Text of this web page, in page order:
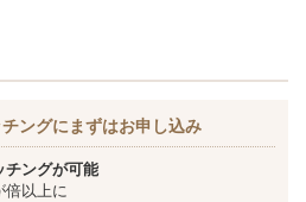
ングにまずはお申し込み
ングが可能
倍以上に